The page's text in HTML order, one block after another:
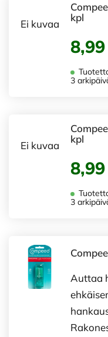
Ei kuvaa
kpl
3
Ei kuvaa
kpl
3
Auttaa